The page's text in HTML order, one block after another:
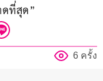
ดที่สุด”
6 ครั้ง